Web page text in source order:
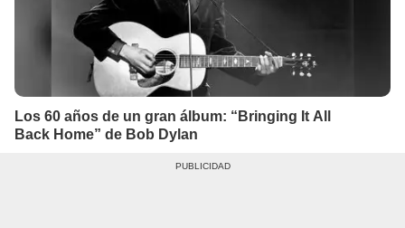
Los 60 años de un gran álbum: “Bringing It All
Back Home” de Bob Dylan